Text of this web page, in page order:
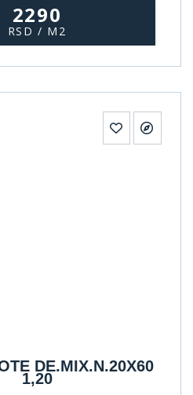
2290
RSD / M2
DE.MIX.N.20X60
1,20